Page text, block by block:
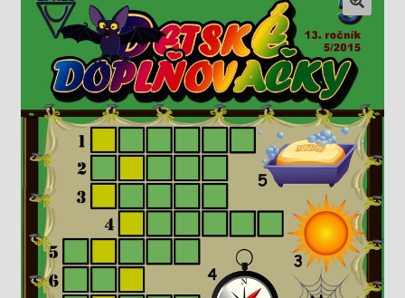
Pripravujeme
Pre školy
Knižný klub
Kontakt